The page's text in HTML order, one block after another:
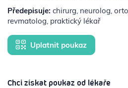
Předepisuje: chirurg, neurolog,
revmatolog, praktický lékař
Uplatnit poukaz
Chci získat poukaz od lékaře